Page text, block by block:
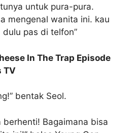
untuk pura-pura.
mengenal wanita ini. kau
pas di telfon”
In The Trap Episode
TV
bentak Seol.
berhenti! Bagaimana bisa